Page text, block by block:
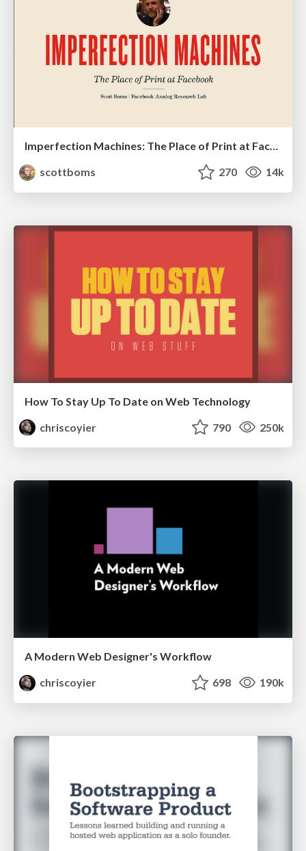
Imperfection Machines: The Place of Print at Facebook
scottboms
270 14k
How To Stay Up To Date on Web Technology
chriscoyier
790 250k
A Modern Web Designer's Workflow
chriscoyier
698 190k